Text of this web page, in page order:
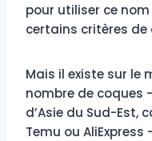
pour utiliser ce
certains critères de
Mais il existe sur le
nombre de coques
d’Asie du Sud-Est,
Temu ou